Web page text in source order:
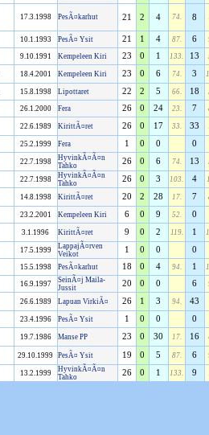
17.3.1998 PesÃ¤karhut 21 2 4 74. 8
10.1.1993 PesÃ¤ Ysit 21 1 4 87. 6
9.10.1991 Kempeleen Kiri 23 0 1 133. 13
18.4.2001 Kempeleen Kiri 23 0 6 74. 3
15.8.1998 Lipottaret 22 2 5 66. 18
26.1.2000 Fera 26 0 24 23. 7
22.6.1989 KirittÃ¤ret 26 0 17 33. 33
25.2.1999 Fera 1 0 0 0
22.7.1998
HyvinkÃ¤Ã¤n
Tahko
26 0 6 74. 13
22.7.1998
HyvinkÃ¤Ã¤n
Tahko
26 0 3 103. 4
14.8.1998 KirittÃ¤ret 20 2 28 17. 7
23.2.2001 Kempeleen Kiri 6 0 9 52. 0
3.1.1996 KirittÃ¤ret 9 0 2 119. 1
17.5.1999
LappajÃ¤rven
Veikot
1 0 0 0
15.5.1998 PesÃ¤karhut 18 0 4 94. 1
16.9.1997
SeinÃ¤j Maila-
Jussit
20 0 0 6
26.6.1989 Lapuan VirkiÃ¤ 26 1 3 94. 43
23.4.1996 PesÃ¤ Ysit 1 0 0 0
19.7.1986 Manse PP 23 0 30 17. 16
29.10.1999 PesÃ¤ Ysit 19 0 5 87. 6
13.2.1999
HyvinkÃ¤Ã¤n
Tahko
26 0 1 133. 9